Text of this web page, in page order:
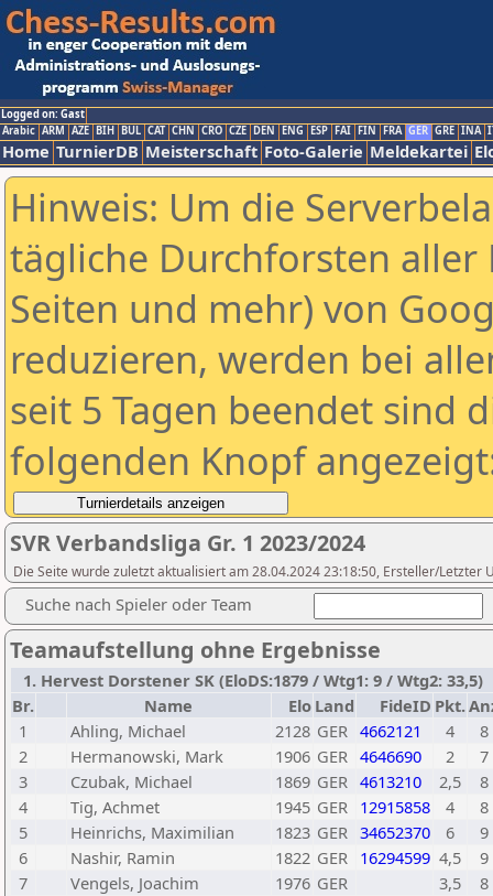
Logged on: Gast
Arabic ARM AZE BIH BUL CAT CHN CRO CZE DEN ENG ESP FAI FIN FRA GER GRE INA
Home TurnierDB Meisterschaft Foto-Galerie Meldekartei
Hinweis: Um die
tägliche Durchforsten aller
Seiten und mehr) von
reduzieren, werden bei
seit 5 Tagen beendet sind
folgenden Knopf
SVR Verbandsliga Gr. 1 2023/2024
Die Seite wurde zuletzt aktualisiert am 28.04.2024 23:18:50, Ersteller/Letzter
Suche nach Spieler oder Team
Teamaufstellung ohne Ergebnisse
1. Hervest Dorstener SK (EloDS:1879 / Wtg1: 9 / Wtg2: 33,5)
Br.
Name Elo Land FideID Pkt.
1
Ahling, Michael 2128 GER 4662121 4
8
2
Hermanowski, Mark 1906 GER 4646690 2
7
3
Czubak, Michael 1869 GER 4613210 2,5
8
4
Tig, Achmet 1945 GER 12915858 4
8
5
Heinrichs, Maximilian 1823 GER 34652370 6
9
6
Nashir, Ramin 1822 GER 16294599 4,5
9
7
Vengels, Joachim 1976 GER 3,5
8